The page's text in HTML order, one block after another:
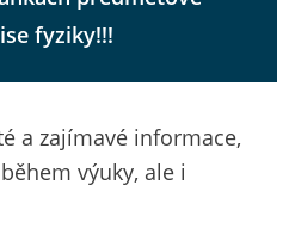
fyziky!!!
a zajímavé informace,
výuky, ale i